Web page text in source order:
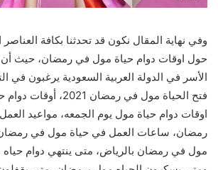
وفي نهاية المقال نكون قد تحدثنا بكافة العناصر
حول اوقات دوام حياة مول في رمضان، حيث أن
الأسر في الدولة العربية السعودية يرغبون في
فتح الحياة مول في
اوقات دوام حياة مول يوم الجمعه، مواعيد
رمضان، ساعات العمل في حياة مول في
مول في رمضان بالرياض، متى ينتهي دوام